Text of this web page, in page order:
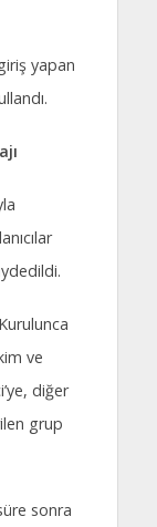
yapan
ve
diğer
grup
sonra